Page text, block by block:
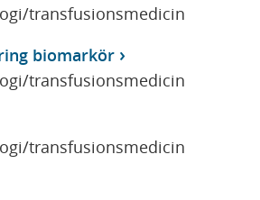
transfusionsmedicin
biomarkör
transfusionsmedicin
transfusionsmedicin